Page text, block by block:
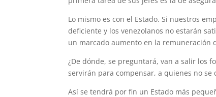
Lo mismo es con el Estado. Si nuestros
deficiente y los venezolanos no estarán
un marcado aumento en la remuneración
¿De dónde, se preguntará, van a salir los
servirán para compensar, a quienes no
Así se tendrá por fin un Estado más